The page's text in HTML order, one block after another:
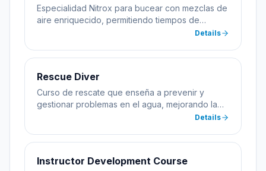
Especialidad Nitrox para bucear con mezclas de
aire enriquecido, permitiendo tiempos de
Details
Rescue Diver
Curso de rescate que enseña a prevenir y
gestionar problemas en el agua, mejorando la
Details
Instructor Development Course